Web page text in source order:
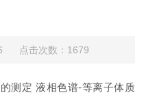
点击次数：1679
测定 液相色谱-等离子体质